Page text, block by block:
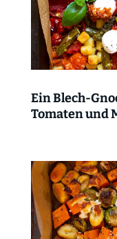
Ein Blech-
Tomaten und